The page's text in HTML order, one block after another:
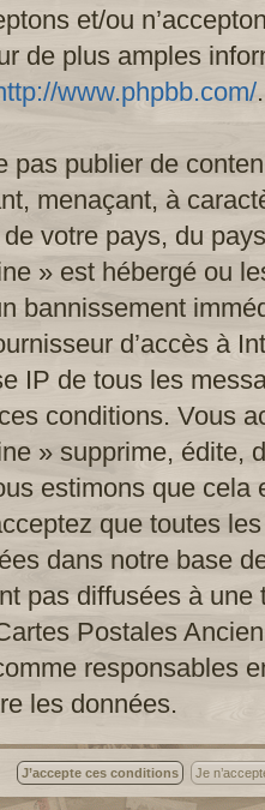
et/ou
de plus amples
www.phpbb.com/.
pas publier de
menaçant, à
votre pays, du
» est hébergé ou
bannissement
d’accès à
IP de tous les
conditions. Vous
» supprime, édite,
estimons que cela
que toutes
dans notre base
pas diffusées à une
Postales
responsables
les données.